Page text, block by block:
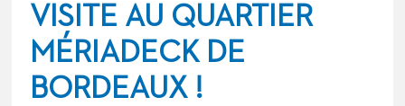
VISITE AU QUARTIER
MÉRIADECK DE
BORDEAUX !